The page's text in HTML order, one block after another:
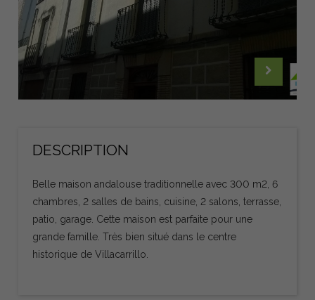
DESCRIPTION
Belle maison andalouse traditionnelle avec 300 m2, 6
chambres, 2 salles de bains, cuisine, 2 salons, terrasse,
patio, garage. Cette maison est parfaite pour une
grande famille. Très bien situé dans le centre
historique de Villacarrillo.